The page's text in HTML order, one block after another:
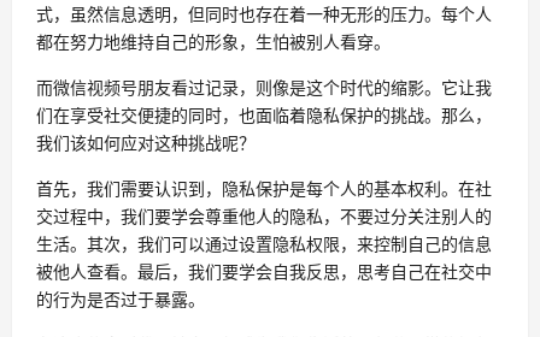
式，虽然信息透明，但同时也存在着一种无形的压力。每个人
都在努力地维持自己的形象，生怕被别人看穿。
而微信视频号朋友看过记录，则像是这个时代的缩影。它让我
们在享受社交便捷的同时，也面临着隐私保护的挑战。那么，
我们该如何应对这种挑战呢？
首先，我们需要认识到，隐私保护是每个人的基本权利。在社
交过程中，我们要学会尊重他人的隐私，不要过分关注别人的
生活。其次，我们可以通过设置隐私权限，来控制自己的信息
被他人查看。最后，我们要学会自我反思，思考自己在社交中
的行为是否过于暴露。